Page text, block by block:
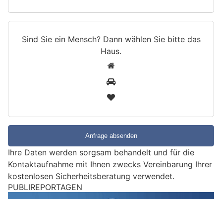
Sind Sie ein Mensch? Dann wählen Sie bitte das
Haus.
e
i
n
M
e
Ihre Daten werden sorgsam behandelt und für die
Kontaktaufnahme mit Ihnen zwecks Vereinbarung Ihrer
kostenlosen Sicherheitsberatung verwendet.
Chur GR: Stadtpolizei vereidigt neue Polizisten